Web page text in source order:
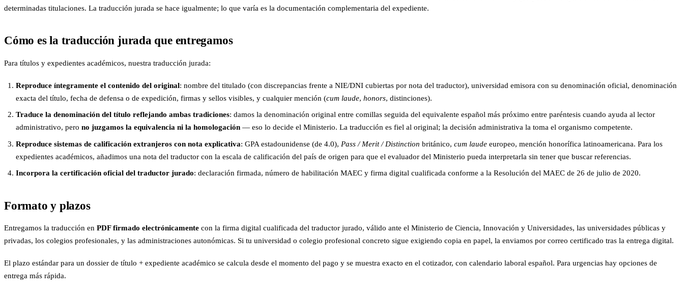
determinadas titulaciones. La traducción jurada se hace igualmente; lo que varía es la documentación complementaria del expediente.
Cómo es la traducción jurada que entregamos
Para títulos y expedientes académicos, nuestra traducción jurada:
Reproduce íntegramente el contenido del original: nombre del titulado (con discrepancias frente a NIE/DNI cubiertas por nota del traductor), universidad emisora con su denominación oficial, denominación
exacta del título, fecha de defensa o de expedición, firmas y sellos visibles, y cualquier mención (cum laude, honors, distinciones).
Traduce la denominación del título reflejando ambas tradiciones: damos la denominación original entre comillas seguida del equivalente español más próximo entre paréntesis cuando ayuda al lector
administrativo, pero no juzgamos la equivalencia ni la homologación— eso lo decide el Ministerio. La traducción es fiel al original; la decisión administrativa la toma el organismo competente.
Reproduce sistemas de calificación extranjeros con nota explicativa: GPA estadounidense (de 4.0), Pass / Merit / Distinction británico, cum laudeeuropeo, mención honorífica latinoamericana. Para los
expedientes académicos, añadimos una nota del traductor con la escala de calificación del país de origen para que el evaluador del Ministerio pueda interpretarla sin tener que buscar referencias.
Incorpora la certificación oficial del traductor jurado: declaración firmada, número de habilitación MAEC y firma digital cualificada conforme a la Resolución del MAEC de 26 de julio de 2020.
Formato y plazos
Entregamos la traducción en PDF firmado electrónicamente con la firma digital cualificada del traductor jurado, válido ante el Ministerio de Ciencia, Innovación y Universidades, las universidades públicas y
privadas, los colegios profesionales, y las administraciones autonómicas. Si tu universidad o colegio profesional concreto sigue exigiendo copia en papel, la enviamos por correo certificado tras la entrega digital.
El plazo estándar para un dossier de título + expediente académico se calcula desde el momento del pago y se muestra exacto en el cotizador, con calendario laboral español. Para urgencias hay opciones de
entrega más rápida.